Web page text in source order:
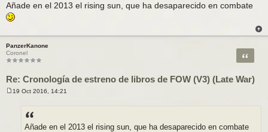
e
n
s
e
Añade en el 2013 el rising sun, que ha desaparecido en combate
PanzerKanone
Coronel
Re: Cronología de estreno de libros de FOW (V3) (Late War)
Citar
19 Oct 2016, 14:21
Añade en el 2013 el rising sun, que ha desaparecido en combate